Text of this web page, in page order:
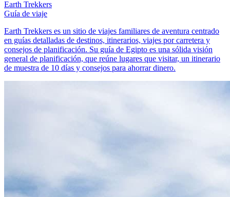
Earth Trekkers
Guía de viaje
Earth Trekkers es un sitio de viajes familiares de aventura centrado
en guías detalladas de destinos, itinerarios, viajes por carretera y
consejos de planificación. Su guía de Egipto es una sólida visión
general de planificación, que reúne lugares que visitar, un itinerario
de muestra de 10 días y consejos para ahorrar dinero.